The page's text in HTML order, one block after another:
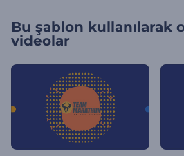
Bu şablon kullanılarak
videolar